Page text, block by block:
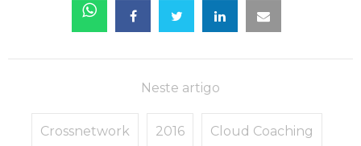
Neste artigo
Crossnetwork 2016 Cloud Coaching